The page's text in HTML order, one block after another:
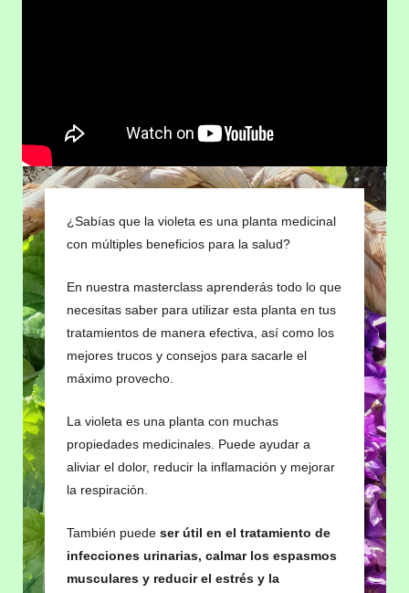
¿Sabías que la violeta es una planta medicinal
con múltiples beneficios para la salud?
En nuestra masterclass aprenderás todo lo que
necesitas saber para utilizar esta planta en tus
tratamientos de manera efectiva, así como los
mejores trucos y consejos para sacarle el
máximo provecho.
La violeta es una planta con muchas
propiedades medicinales. Puede ayudar a
aliviar el dolor, reducir la inflamación y mejorar
la respiración.
También puede ser útil en el tratamiento de
infecciones urinarias, calmar los espasmos
musculares y reducir el estrés y la